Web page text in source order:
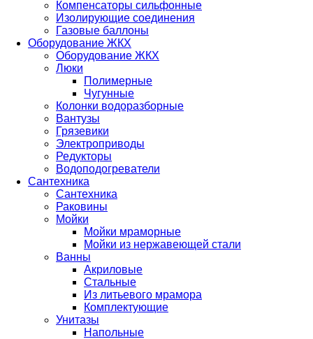
Компенсаторы сильфонные
Изолирующие соединения
Газовые баллоны
Оборудование ЖКХ
Оборудование ЖКХ
Люки
Полимерные
Чугунные
Колонки водоразборные
Вантузы
Грязевики
Электроприводы
Редукторы
Водоподогреватели
Сантехника
Сантехника
Раковины
Мойки
Мойки мраморные
Мойки из нержавеющей стали
Ванны
Акриловые
Стальные
Из литьевого мрамора
Комплектующие
Унитазы
Напольные